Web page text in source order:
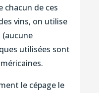
de ces
vins, on utilise
(aucune
utilisées sont
le cépage le